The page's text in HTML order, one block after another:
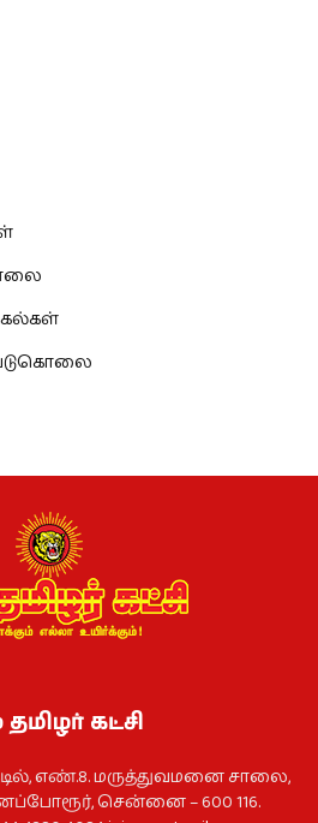
கட்சி
எண்.8. மருத்துவமனை சாலை,
சென்னை – 600 116.